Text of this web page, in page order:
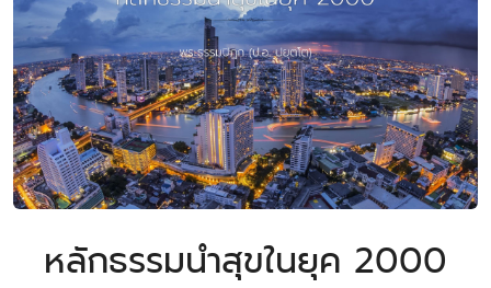
หลักธรรมนำสุขในยุค 2000